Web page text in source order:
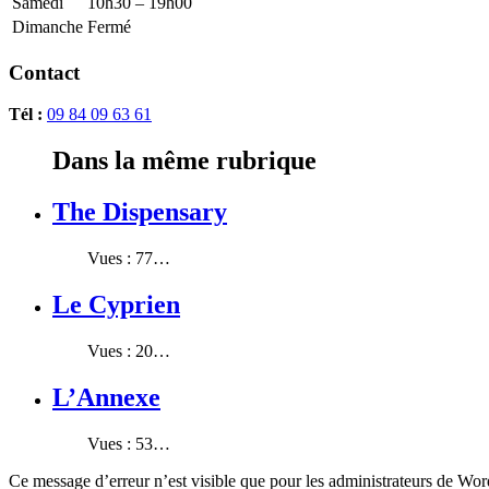
Dimanche Fermé
Contact
Tél : 09 84 09 63 61
Dans la même rubrique
The Dispensary
Vues : 77…
Le Cyprien
Vues : 20…
L’Annexe
Vues : 53…
Ce message d’erreur n’est visible que pour les administrateurs de